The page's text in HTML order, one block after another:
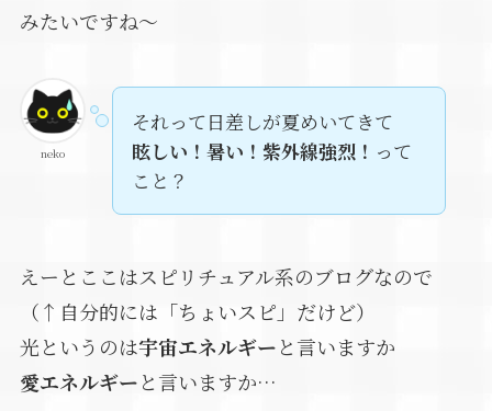
みたいですね～
neko
それって日差しが夏めいてきて
眩しい！暑い！紫外線強烈！ って
こと？
えーとここはスピリチュアル系のブログなので
（↑自分的には「ちょいスピ」だけど）
光というのは宇宙エネルギーと言いますか
愛エネルギーと言いますか…